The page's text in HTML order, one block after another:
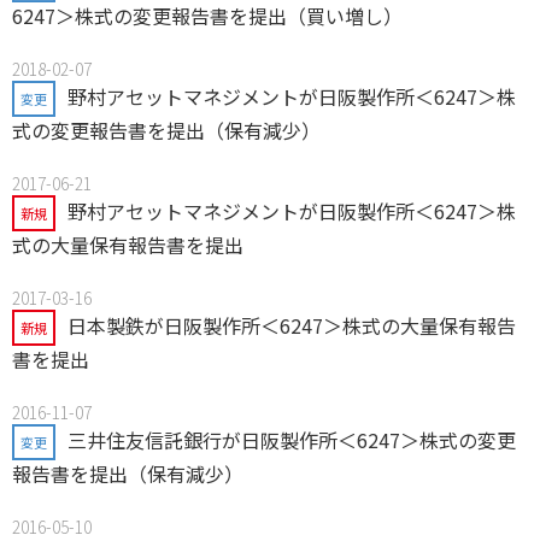
6247＞株式の変更報告書を提出（買い増し）
2018-02-07
変更
野村アセットマネジメントが日阪製作所＜6247＞株
式の変更報告書を提出（保有減少）
2017-06-21
新規
野村アセットマネジメントが日阪製作所＜6247＞株
式の大量保有報告書を提出
2017-03-16
新規
日本製鉄が日阪製作所＜6247＞株式の大量保有報告
書を提出
2016-11-07
変更
三井住友信託銀行が日阪製作所＜6247＞株式の変更
報告書を提出（保有減少）
2016-05-10